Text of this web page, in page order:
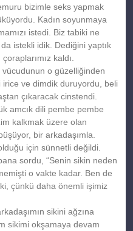
bizimle seks yapmak
Kadın soyunmaya
istedi. Biz tabiki ne
istekli idik. Dediğini yaptık
kaldı.
o güzelliğinden
irice ve dimdik duruyordu, beli
çıkaracak cinstendi.
amcık dili pembe pembe
kalkmak üzere olan
bir arkadaşımla.
için sünnetli değildi.
sordu, “Senin sikin neden
o vakte kadar. Ben de
çünkü daha önemli işimiz
sikini ağzına
sikimi okşamaya devam